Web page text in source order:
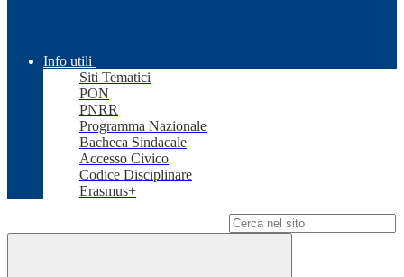
Info utili
Siti Tematici
PON
PNRR
Programma Nazionale
Bacheca Sindacale
Accesso Civico
Codice Disciplinare
Erasmus+